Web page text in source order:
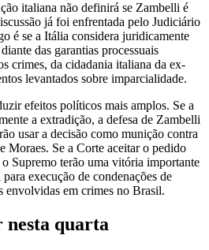
italiana não definirá se Zambelli é
já foi enfrentada pelo Judiciário
é se a Itália considera juridicamente
das garantias processuais
crimes, da cidadania italiana da ex-
levantados sobre imparcialidade.
efeitos políticos mais amplos. Se a
a extradição, a defesa de Zambelli
usar a decisão como munição contra
Moraes. Se a Corte aceitar o pedido
Supremo terão uma vitória importante
execução de condenações de
envolvidas em crimes no Brasil.
nesta quarta